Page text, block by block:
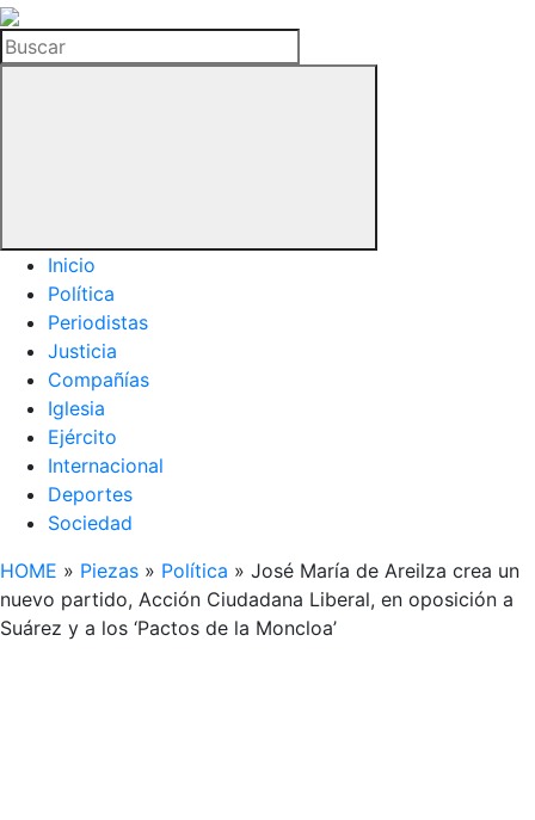
La
Hemeroteca
del
Buscar
Inicio
Política
Periodistas
Justicia
Compañías
Iglesia
Ejército
Internacional
Deportes
Sociedad
HOME » Piezas » Política » José María de Areilza crea un
nuevo partido, Acción Ciudadana Liberal, en oposición a
Suárez y a los ‘Pactos de la Moncloa’